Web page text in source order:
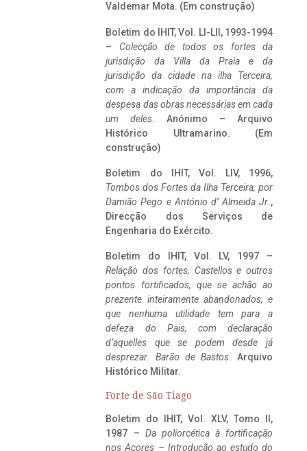
Valdemar Mota. (Em construção)
Boletim do IHIT, Vol. LI-LII, 1993-1994
– Colecção de todos os fortes da
jurisdição da Villa da Praia e da
jurisdição da cidade na ilha Terceira,
com a indicação da importância da
despesa das obras necessárias em cada
um deles. Anónimo – Arquivo
Histórico Ultramarino. (Em
construção)
Boletim do IHIT, Vol. LIV, 1996,
Tombos dos Fortes da Ilha Terceira, por
Damião Pego e António d’ Almeida Jr.,
Direcção dos Serviços de
Engenharia do Exército.
Boletim do IHIT, Vol. LV, 1997 –
Relação dos fortes, Castellos e outros
pontos fortificados, que se achão ao
prezente inteiramente abandonados, e
que nenhuma utilidade tem para a
defeza do Pais, com declaração
d’aquelles que se podem desde já
desprezar. Barão de Bastos. Arquivo
Histórico Militar.
Forte de São Tiago
Boletim do IHIT, Vol. XLV, Tomo II,
1987 – Da poliorcética à fortificação
nos Açores – Introdução ao estudo do